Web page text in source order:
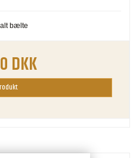
bælte
DKK